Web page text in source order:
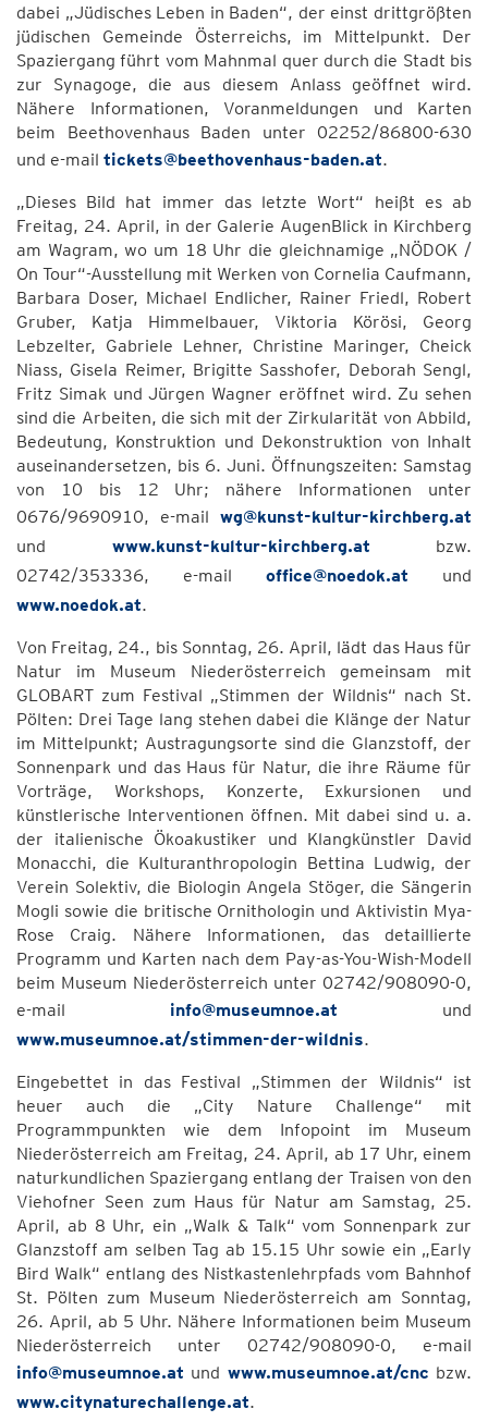
dabei „Jüdisches Leben in Baden“, der einst drittgrößten
jüdischen Gemeinde Österreichs, im Mittelpunkt. Der
Spaziergang führt vom Mahnmal quer durch die Stadt bis
zur Synagoge, die aus diesem Anlass geöffnet wird.
Nähere Informationen, Voranmeldungen und Karten
beim Beethovenhaus Baden unter 02252/86800-630
und e-mail tickets@beethovenhaus-baden.at.
„Dieses Bild hat immer das letzte Wort“ heißt es ab
Freitag, 24. April, in der Galerie AugenBlick in Kirchberg
am Wagram, wo um 18 Uhr die gleichnamige „NÖDOK /
On Tour“-Ausstellung mit Werken von Cornelia Caufmann,
Barbara Doser, Michael Endlicher, Rainer Friedl, Robert
Gruber, Katja Himmelbauer, Viktoria Körösi, Georg
Lebzelter, Gabriele Lehner, Christine Maringer, Cheick
Niass, Gisela Reimer, Brigitte Sasshofer, Deborah Sengl,
Fritz Simak und Jürgen Wagner eröffnet wird. Zu sehen
sind die Arbeiten, die sich mit der Zirkularität von Abbild,
Bedeutung, Konstruktion und Dekonstruktion von Inhalt
auseinandersetzen, bis 6. Juni. Öffnungszeiten: Samstag
von 10 bis 12 Uhr; nähere Informationen unter
0676/9690910, e-mail wg@kunst-kultur-kirchberg.at
und www.kunst-kultur-kirchberg.at bzw.
02742/353336, e-mail office@noedok.at und
www.noedok.at.
Von Freitag, 24., bis Sonntag, 26. April, lädt das Haus für
Natur im Museum Niederösterreich gemeinsam mit
GLOBART zum Festival „Stimmen der Wildnis“ nach St.
Pölten: Drei Tage lang stehen dabei die Klänge der Natur
im Mittelpunkt; Austragungsorte sind die Glanzstoff, der
Sonnenpark und das Haus für Natur, die ihre Räume für
Vorträge, Workshops, Konzerte, Exkursionen und
künstlerische Interventionen öffnen. Mit dabei sind u. a.
der italienische Ökoakustiker und Klangkünstler David
Monacchi, die Kulturanthropologin Bettina Ludwig, der
Verein Solektiv, die Biologin Angela Stöger, die Sängerin
Mogli sowie die britische Ornithologin und Aktivistin Mya-
Rose Craig. Nähere Informationen, das detaillierte
Programm und Karten nach dem Pay-as-You-Wish-Modell
beim Museum Niederösterreich unter 02742/908090-0,
e-mail info@museumnoe.at und
www.museumnoe.at/stimmen-der-wildnis.
Eingebettet in das Festival „Stimmen der Wildnis“ ist
heuer auch die „City Nature Challenge“ mit
Programmpunkten wie dem Infopoint im Museum
Niederösterreich am Freitag, 24. April, ab 17 Uhr, einem
naturkundlichen Spaziergang entlang der Traisen von den
Viehofner Seen zum Haus für Natur am Samstag, 25.
April, ab 8 Uhr, ein „Walk & Talk“ vom Sonnenpark zur
Glanzstoff am selben Tag ab 15.15 Uhr sowie ein „Early
Bird Walk“ entlang des Nistkastenlehrpfads vom Bahnhof
St. Pölten zum Museum Niederösterreich am Sonntag,
26. April, ab 5 Uhr. Nähere Informationen beim Museum
Niederösterreich unter 02742/908090-0, e-mail
info@museumnoe.at und www.museumnoe.at/cnc bzw.
www.citynaturechallenge.at.